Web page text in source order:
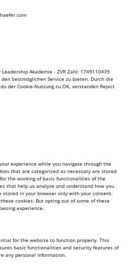
Akademie - ZVR Zahl: 1749110439
bestmöglichen Service zu bieten. Durch die
der Cookie-Nutzung zu.OK, verstanden Reject
experience while you navigate through the
that are categorized as necessary are stored
the working of basic functionalities of the
that help us analyze and understand how you
in your browser only with your consent.
cookies. But opting out of some of these
experience.
for the website to function properly. This
basic functionalities and security features of
any personal information.